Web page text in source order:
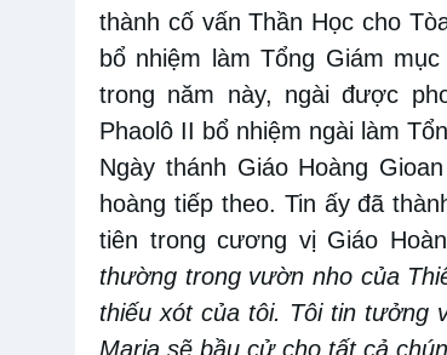
thành cố vấn Thần Học cho
bổ nhiệm làm Tổng Giám
trong năm này, ngài được
Phaolô II bổ nhiệm ngài làm
Ngày thánh Giáo Hoàng
hoàng tiếp theo. Tin ấy đã
tiên trong cương vị Giáo
thường trong vườn nho của
thiếu xót của tôi. Tôi tin tưởng
Maria sẽ bầu cử cho tất cả